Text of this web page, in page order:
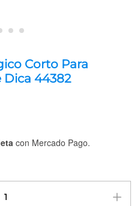
Corto Para
Dica 44382
con Mercado Pago.